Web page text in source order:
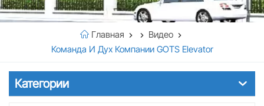
Главная
Видео
Команда И Дух Компании GOTS Elevator
Категории